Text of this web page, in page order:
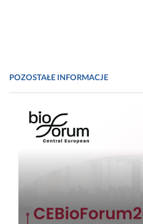
POZOSTAŁE INFORMACJE